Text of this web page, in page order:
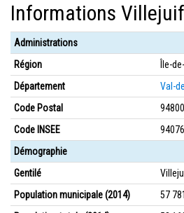
Informations Villejuif
Administrations
Région
Île-
Département
Val-
Code Postal
94800
Code INSEE
94076
Démographie
Gentilé
Population municipale (2014)
57